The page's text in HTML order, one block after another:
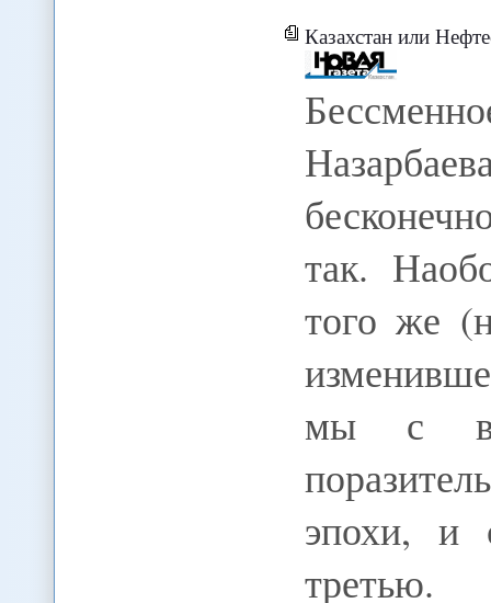
Казахстан или
так.
того же
мы с
эпохи, и